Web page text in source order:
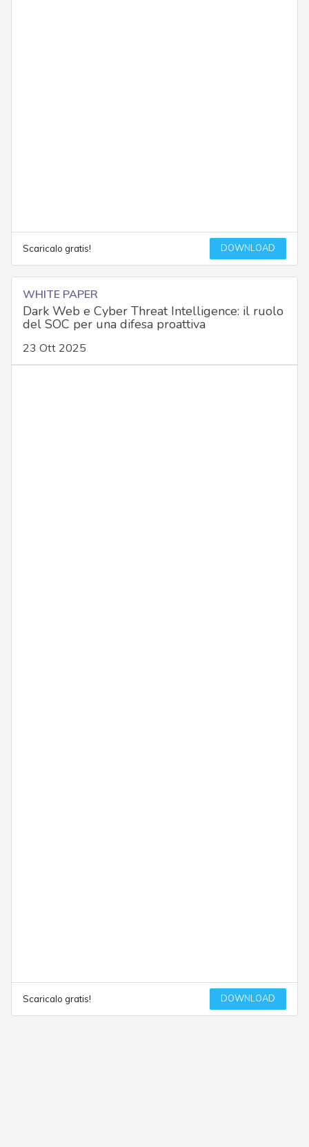
Scaricalo gratis! DOWNLOAD
WHITE PAPER
Dark Web e Cyber Threat Intelligence: il ruolo
del SOC per una difesa proattiva
23 Ott 2025
Scaricalo gratis! DOWNLOAD